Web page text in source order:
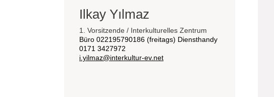
Ilkay Yılmaz
1. Vorsitzende / Interkulturelles Zentrum
Büro 022195790186 (freitags) Diensthandy
0171 3427972
i.yilmaz@interkultur-ev.net